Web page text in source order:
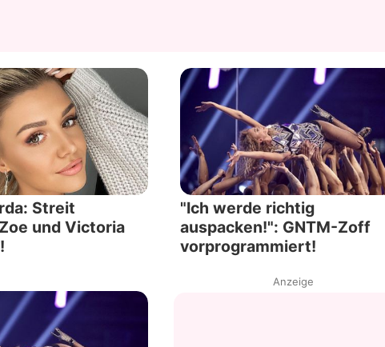
Streit
und Victoria
"Ich werde richtig
auspacken!": GNTM-Zoff
vorprogrammiert!
Anzeige